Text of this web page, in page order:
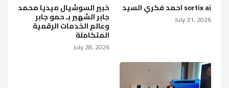
sortix ai احمد فكري السيد
July 31, 2026
خبير السوشيال ميديا محمد
جابر الشهير بـ حمو جابر
وعالم الخدمات الرقمية
المتكاملة
July 28, 2026